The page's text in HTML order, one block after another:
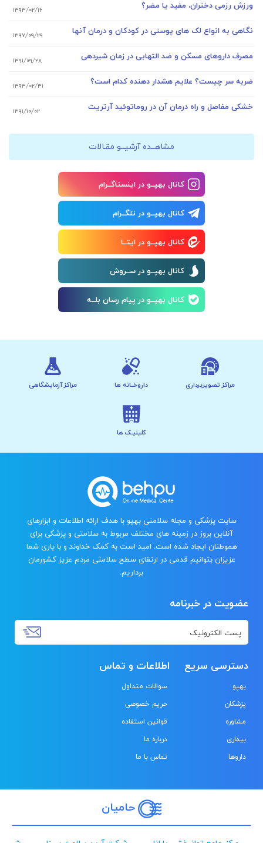
ورزش رزمی دختران، مفید یا مضر؟ ۱۳۹۳/۰۲/۱۶
نگاهی به انواع لک های پوستی در کودکان و درمان آنها ۱۳۹۷/۰۹/۲۹
مصرف داروهای مسکن و ضد التهابی در زمان شیردهی ۱۳۹۱/۰۹/۲۸
ضربه سر چیست؟ علایم هشدار دهنده کدام است؟ ۱۳۹۳/۰۲/۳۱
خشکی مفاصل و راه درمان آن در روماتوئید آرتریت ۱۳۹۱/۱۰/۰۲
مشاهــده آرشیــو مقـالات
کانال بهپــو در اینستاگــرام
کانال بهپــو در تلگــرام
کانال بهپــو در ایتــا
کانال بهپــو در ســروش
کانال بهپــو در پیام رسان بلــه
مراکز تصویربرداری داروخــانه ها مراکز آزمایشگاهی
کلینیـک ها
سایت پزشکی و مجله سلامتی بهپو با هدف ارائه اطلاعات و ابزارهای
آنلاین بروز در زمینه های مختلف مربوط به سلامتی و پزشکی برای
هموطنان ایجاد شده است. امید است به کمک خداوند و با یاری شما
عزیزان بتوانیم قدمی در ارتقای سطح سلامتی مردم عزیز کشورمان
برداریم.
عضویت در خبرنامه
دسترسی سریع
بهپو
پزشکان
مشاوره
بیماری
داروها
اطلاعات و تماس
سوالات متداول
حریم خصوصی
قوانین استفاده
درباره ما
تماس با ما
حامیان